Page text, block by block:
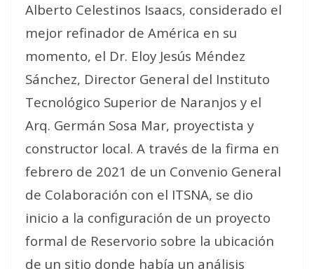
Alberto Celestinos Isaacs, considerado el
mejor refinador de América en su
momento, el Dr. Eloy Jesús Méndez
Sánchez, Director General del Instituto
Tecnológico Superior de Naranjos y el
Arq. Germán Sosa Mar, proyectista y
constructor local. A través de la firma en
febrero de 2021 de un Convenio General
de Colaboración con el ITSNA, se dio
inicio a la configuración de un proyecto
formal de Reservorio sobre la ubicación
de un sitio donde había un análisis